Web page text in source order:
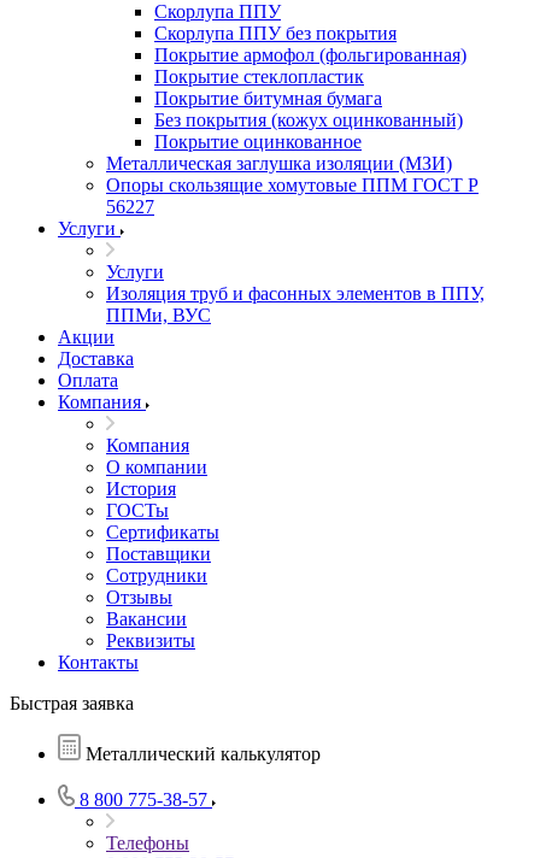
Скорлупа ППУ
Скорлупа ППУ без покрытия
Покрытие армофол (фольгированная)
Покрытие стеклопластик
Покрытие битумная бумага
Без покрытия (кожух оцинкованный)
Покрытие оцинкованное
Металлическая заглушка изоляции (МЗИ)
Опоры скользящие хомутовые ППМ ГОСТ Р
56227
Услуги
Услуги
Изоляция труб и фасонных элементов в ППУ,
ППМи, ВУС
Акции
Доставка
Оплата
Компания
Компания
О компании
История
ГОСТы
Сертификаты
Поставщики
Сотрудники
Отзывы
Вакансии
Реквизиты
Контакты
Быстрая заявка
Металлический калькулятор
8 800 775-38-57
Телефоны